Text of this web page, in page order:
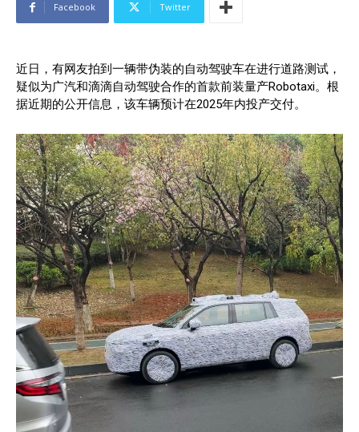
Facebook Twitter
近日，有网友拍到一辆带伪装的自动驾驶车在进行道路测试，
疑似为广汽和滴滴自动驾驶合作的首款前装量产Robotaxi。根
据近期的公开信息，该车辆预计在2025年内投产交付。